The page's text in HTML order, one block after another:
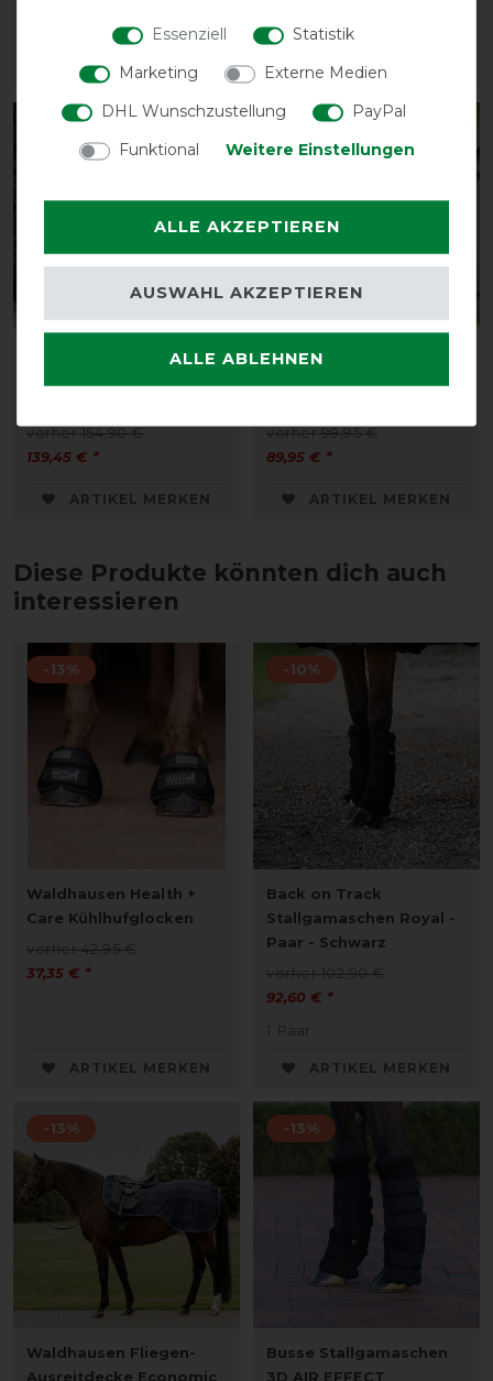
ARTIKEL MERKEN
116,95 € *
ARTIKEL MERKEN
vorher 154,90 €
139,45 € *
ARTIKEL MERKEN
Horseware Amigo
vorher 99,95 €
89,95 € *
ARTIKEL MERKEN
Diese Produkte könnten dich auch
interessieren
-13%
Waldhausen Health +
Care Kühlhufglocken
vorher 42,95 €
37,35 € *
ARTIKEL MERKEN
-10%
Back on Track
Stallgamaschen Royal -
Paar - Schwarz
vorher 102,90 €
92,60 € *
1 Paar
ARTIKEL MERKEN
-13%
Waldhausen Fliegen-
Ausreitdecke Economic
-13%
Busse Stallgamaschen
3D AIR EFFECT
Essenziell
Statistik
Marketing
Externe Medien
DHL Wunschzustellung
PayPal
Funktional
Weitere Einstellungen
ALLE AKZEPTIEREN
ALLE ABLEHNEN
AUSWAHL AKZEPTIEREN